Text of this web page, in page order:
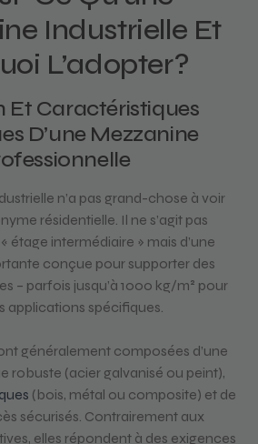
Industrielle Et
L’adopter?
Et Caractéristiques
D’une Mezzanine
n’a pas grand-chose à voir
résidentielle. Il ne s’agit pas
étage intermédiaire » mais d’une
conçue pour supporter des
– parfois jusqu’à 1000 kg/m² pour
applications spécifiques.
généralement composées d’une
robuste (acier galvanisé ou peint),
(bois, métal ou composite) et de
sécurisés. Contrairement aux
elles répondent à des exigences